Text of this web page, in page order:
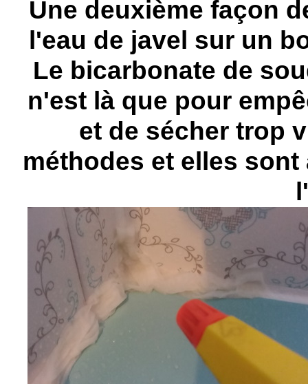
Une deuxième façon
l'eau de javel sur un
Le bicarbonate de
n'est là que pour
et de sécher trop
méthodes et elles